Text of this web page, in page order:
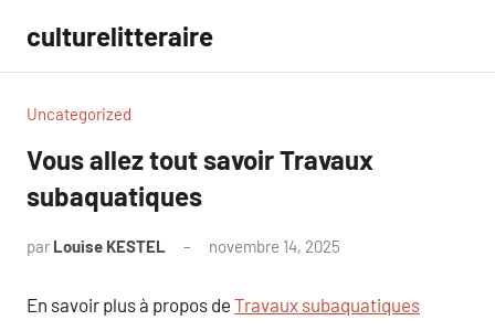
contenu
culturelitteraire
Uncategorized
Vous allez tout savoir Travaux
subaquatiques
par Louise KESTEL novembre 14, 2025
En savoir plus à propos de Travaux subaquatiques